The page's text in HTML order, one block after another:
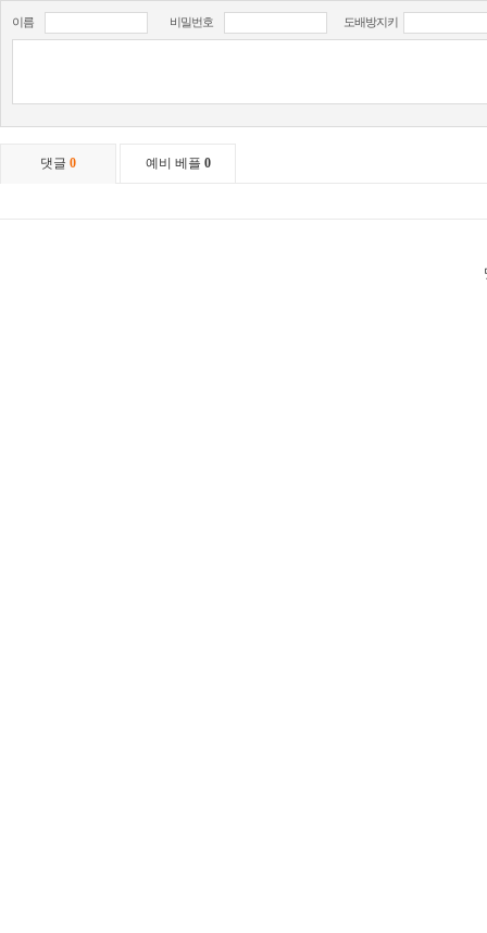
이름 비밀번호 도배방지키
댓글 0 예비 베플 0